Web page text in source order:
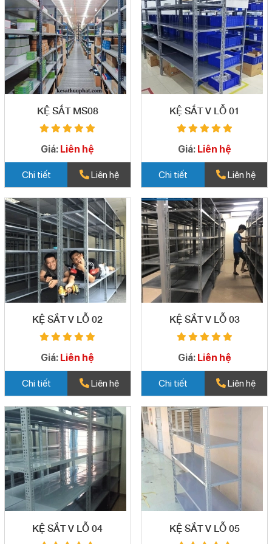
KỆ SẮT MS08
Giá: Liên hệ
Chi tiết Liên hệ
KỆ SẮT V LỖ 01
Giá: Liên hệ
Chi tiết Liên hệ
KỆ SẮT V LỖ 02
Giá: Liên hệ
Chi tiết Liên hệ
KỆ SẮT V LỖ 03
Giá: Liên hệ
Chi tiết Liên hệ
KỆ SẮT V LỖ 04 KỆ SẮT V LỖ 05